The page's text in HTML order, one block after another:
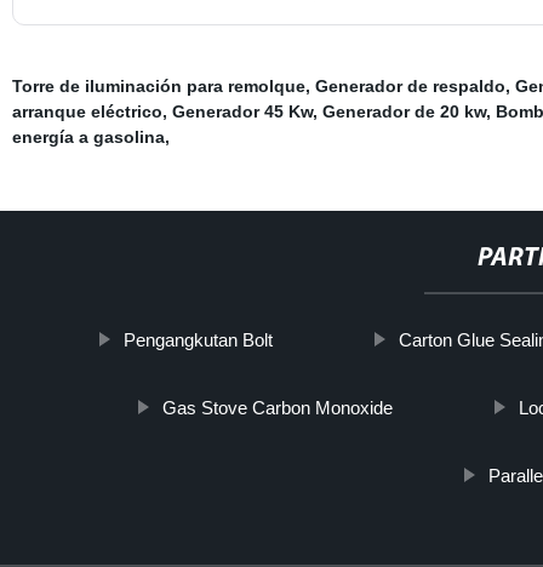
Torre de iluminación para remolque, Generador de respaldo,
arranque eléctrico, Generador 45 Kw, Generador de 20 kw,
energía a gasolina,
Pengangkutan Bolt Carton Glue
Gas Stove Carbon Monoxide